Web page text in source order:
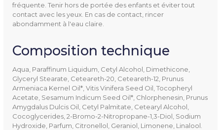
fréquente. Tenir hors de portée des enfants et éviter tout
contact avec les yeux. En cas de contact, rincer
abondamment à l'eau claire.
Composition technique
Aqua, Paraffinum Liquidum, Cetyl Alcohol, Dimethicone,
Glyceryl Stearate, Ceteareth-20, Ceteareth-12, Prunus
Armeniaca Kernel Oil*, Vitis Vinifera Seed Oil, Tocopheryl
Acetate, Sesamum Indicum Seed Oil*, Chlorphenesin, Prunus
Amygdalus Dulcis Oil, Cetyl Palmitate, Cetearyl Alcohol,
Cocoglycerides, 2-Bromo-2-Nitropropane-1,3-Diol, Sodium
Hydroxide, Parfum, Citronellol, Geraniol, Limonene, Linalool.